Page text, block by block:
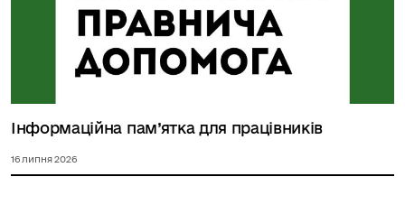
Інформаційна пам’ятка для працівників
16 липня 2026